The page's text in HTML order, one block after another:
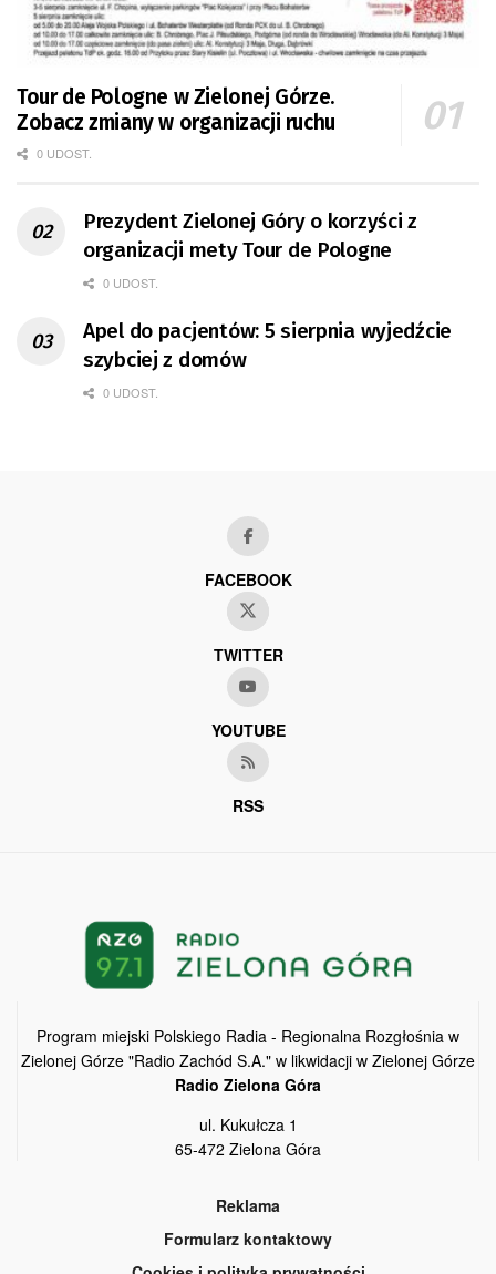
Tour de Pologne w Zielonej Górze.
Zobacz zmiany w organizacji ruchu
0 UDOST.
Prezydent Zielonej Góry o korzyści z
organizacji mety Tour de Pologne
0 UDOST.
Apel do pacjentów: 5 sierpnia wyjedźcie
szybciej z domów
0 UDOST.
FACEBOOK
TWITTER
YOUTUBE
RSS
Program miejski Polskiego Radia - Regionalna Rozgłośnia w
Zielonej Górze "Radio Zachód S.A." w likwidacji w Zielonej Górze
Radio Zielona Góra
ul. Kukułcza 1
65-472 Zielona Góra
Reklama
Formularz kontaktowy